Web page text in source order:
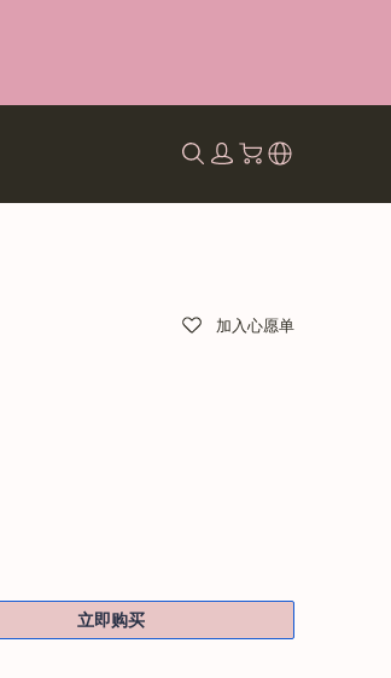
加入心愿单
立即购买